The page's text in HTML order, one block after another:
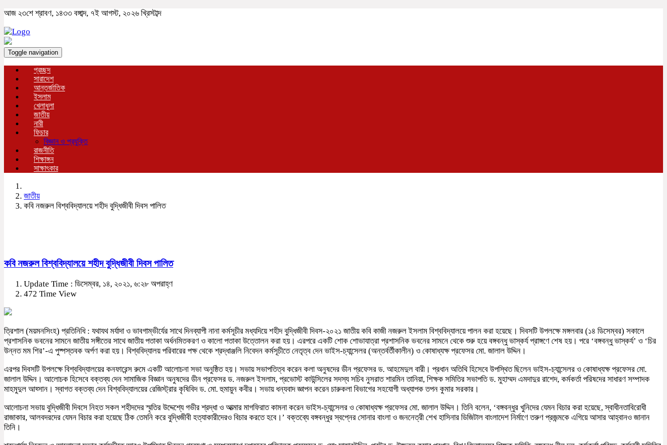
আজ ২৩শে শ্রাবণ, ১৪৩৩ বঙ্গাব্দ, ৭ই আগস্ট, ২০২৬ খ্রিস্টাব্দ
Toggle navigation
প্রচ্ছদ
সারাদেশ
আন্তর্জাতিক
ইসলাম
খেলাধুলা
জাতীয়
নারী
ফিচার
বিজ্ঞান ও প্রযুক্তি
রাজনীতি
শিক্ষাঙ্গন
সাক্ষাৎকার
জাতীয়
কবি নজরুল বিশ্ববিদ্যালয়ে শহীদ বুদ্ধিজীবী দিবস পালিত
কবি নজরুল বিশ্ববিদ্যালয়ে শহীদ বুদ্ধিজীবী দিবস পালিত
Update Time : ডিসেম্বর, ১৪, ২০২১, ৬:২৮ অপরাহ্ণ
472 Time View
ত্রিশাল (ময়মনসিংহ) প্রতিনিধি : যথাযথ মর্যাদা ও ভাবগাম্ভীর্যের সাথে দিনব্যাপী নানা কর্মসূচীর মধ্যদিয়ে শহীদ বুদ্ধিজীবী দিবস-২০২১ জাতীয় কবি কাজী নজরুল ইসলাম বিশ্ববিদ্যালয়ে পালন করা হয়েছে। দিবসটি উপলক্ষে মঙ্গলবার (১৪ ডিসেম্বর) সকালে
প্রশাসনিক ভবনের সামনে জাতীয় সঙ্গীতের সাথে জাতীয় পতাকা অর্ধনমিতকরণ ও কালো পতাকা উত্তোলন করা হয়। এরপরে একটি শোক শোভাযাত্রা প্রশাসনিক ভবনের সামনে থেকে শুরু হয়ে বঙ্গবন্ধু ভাস্কর্য প্রাঙ্গণে শেষ হয়। পরে ‘বঙ্গবন্ধু ভাস্কর্য’ ও ‘চির
উন্নত মম শির’-এ পুষ্পস্তবক অর্পণ করা হয়। বিশ্ববিদ্যালয় পরিবারের পক্ষ থেকে শ্রদ্ধাঞ্জলি নিবেদন কর্মসূচীতে নেতৃত্ব দেন ভাইস-চ্যান্সেলর (অন্তর্বর্তীকালীন) ও কোষাধ্যক্ষ প্রফেসর মো. জালাল উদ্দিন।
এরপর দিবসটি উপলক্ষে বিশ্ববিদ্যালয়ের কনফারেন্স রুমে একটি আলোচনা সভা অনুষ্ঠিত হয়। সভায় সভাপতিত্ব করেন কলা অনুষদের ডীন প্রফেসর ড. আহমেদুল বারী। প্রধান অতিথি হিসেবে উপস্থিত ছিলেন ভাইস-চ্যান্সেলর ও কোষাধ্যক্ষ প্রফেসর মো.
জালাল উদ্দিন। আলোচক হিসেবে বক্তব্য দেন সামাজিক বিজ্ঞান অনুষদের ডীন প্রফেসর ড. নজরুল ইসলাম, প্রভোস্ট কাউন্সিলের সদস্য সচিব নুসরাত শারমিন তানিয়া, শিক্ষক সমিতির সভাপতি ড. মুহাম্মদ এমদাদুর রাশেদ, কর্মকর্তা পরিষদের সাধারণ সম্পাদক
মাহমুদুল আহ্সান। স্বাগত বক্তব্য দেন বিশ্ববিদ্যালয়ের রেজিস্ট্রার কৃষিবিদ ড. মো. হুমায়ুন কবীর। সভায় ধন্যবাদ জ্ঞাপন করেন চারুকলা বিভাগের সহযোগী অধ্যাপক তপন কুমার সরকার।
আলোচনা সভায় বুদ্ধিজীবী দিবসে নিহত সকল শহীদদের স্মৃতির উদ্দেশ্যে গভীর শ্রদ্ধা ও আত্মার মাগফিরাত কামনা করেন ভাইস-চ্যান্সেলর ও কোষাধ্যক্ষ প্রফেসর মো. জালাল উদ্দিন। তিনি বলেন, ‘বঙ্গবন্ধুর খুনিদের যেমন বিচার করা হয়েছে, স্বাধীনতাবিরোধী
রাজাকার, আলবদরদের যেমন বিচার করা হয়েছে ঠিক তেমনি করে বুদ্ধিজীবী হত্যাকারীদেরও বিচার করতে হবে।’ বক্তব্যে বঙ্গবন্ধুর স্বপ্নের সোনার বাংলা ও জননেত্রী শেখ হাসিনার ডিজিটাল বাংলাদেশ নির্মাণে তরুণ প্রজন্মকে এগিয়ে আসার আহ্বানও জানান
তিনি।